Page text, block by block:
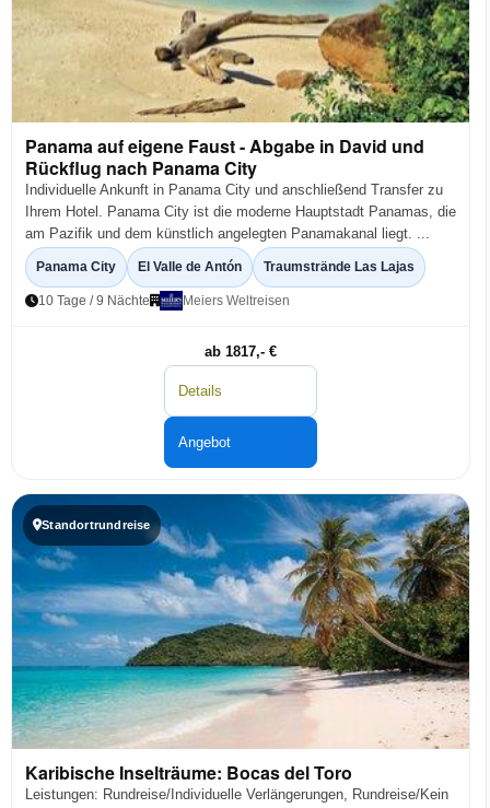
Panama auf eigene Faust - Abgabe in David und
Rückflug nach Panama City
Individuelle Ankunft in Panama City und anschließend Transfer zu
Ihrem Hotel. Panama City ist die moderne Hauptstadt Panamas, die
am Pazifik und dem künstlich angelegten Panamakanal liegt. ...
Panama City El Valle de Antón Traumstrände Las Lajas
10 Tage / 9 Nächte Meiers Weltreisen
ab 1817,- €
Details
Angebot
Standortrundreise
Karibische Inselträume: Bocas del Toro
Leistungen: Rundreise/Individuelle Verlängerungen, Rundreise/Kein